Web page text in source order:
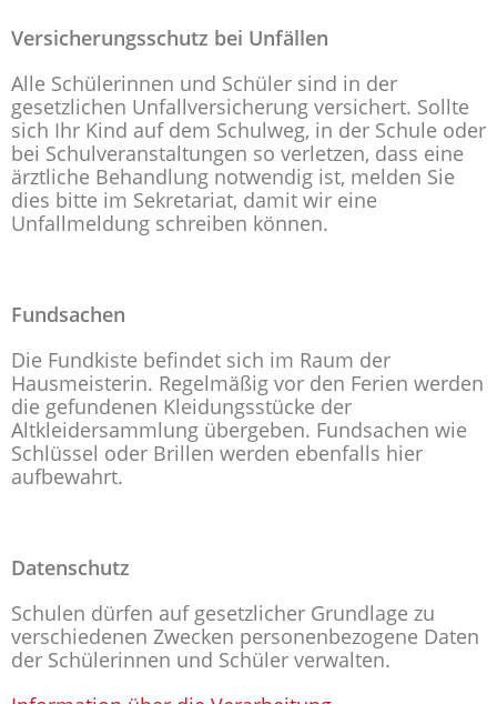
Versicherungsschutz bei Unfällen
Alle Schülerinnen und Schüler sind in der
gesetzlichen Unfallversicherung versichert. Sollte
sich Ihr Kind auf dem Schulweg, in der Schule oder
bei Schulveranstaltungen so verletzen, dass eine
ärztliche Behandlung notwendig ist, melden Sie
dies bitte im Sekretariat, damit wir eine
Unfallmeldung schreiben können.
Fundsachen
Die Fundkiste befindet sich im Raum der
Hausmeisterin. Regelmäßig vor den Ferien werden
die gefundenen Kleidungsstücke der
Altkleidersammlung übergeben. Fundsachen wie
Schlüssel oder Brillen werden ebenfalls hier
aufbewahrt.
Datenschutz
Schulen dürfen auf gesetzlicher Grundlage zu
verschiedenen Zwecken personenbezogene Daten
der Schülerinnen und Schüler verwalten.